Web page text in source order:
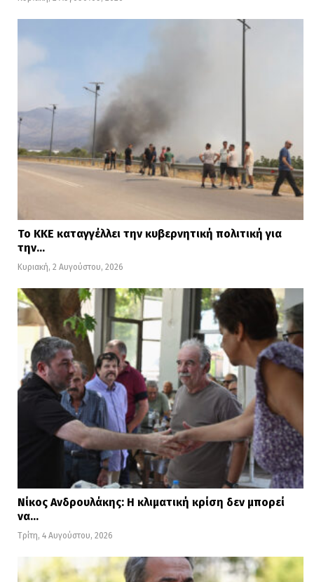
Το ΚΚΕ καταγγέλλει την κυβερνητική πολιτική για
την…
Κυριακή, 2 Αυγούστου, 2026
Νίκος Ανδρουλάκης: Η κλιματική κρίση δεν μπορεί
να…
Τρίτη, 4 Αυγούστου, 2026